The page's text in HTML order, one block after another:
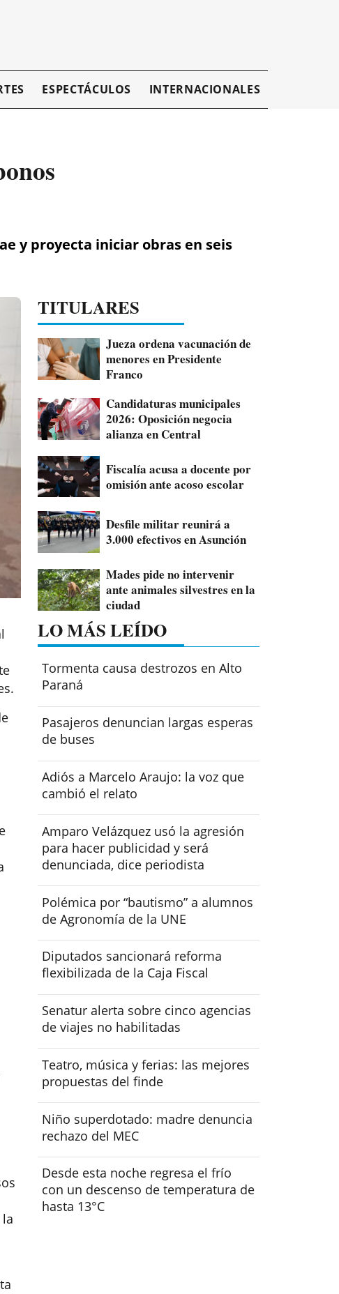
ESPECTÁCULOS INTERNACIONALES
y proyecta iniciar obras en seis
TITULARES
Jueza ordena vacunación de
menores en Presidente
Franco
Candidaturas municipales
2026: Oposición negocia
alianza en Central
Fiscalía acusa a docente por
omisión ante acoso escolar
Desfile militar reunirá a
3.000 efectivos en Asunción
Mades pide no intervenir
ante animales silvestres en la
ciudad
LO MÁS LEÍDO
Tormenta causa destrozos en Alto
Paraná
Pasajeros denuncian largas esperas
de buses
Adiós a Marcelo Araujo: la voz que
cambió el relato
Amparo Velázquez usó la agresión
para hacer publicidad y será
denunciada, dice periodista
Polémica por “bautismo” a alumnos
de Agronomía de la UNE
Diputados sancionará reforma
flexibilizada de la Caja Fiscal
Senatur alerta sobre cinco agencias
de viajes no habilitadas
Teatro, música y ferias: las mejores
propuestas del finde
Niño superdotado: madre denuncia
rechazo del MEC
Desde esta noche regresa el frío
con un descenso de temperatura de
hasta 13°C